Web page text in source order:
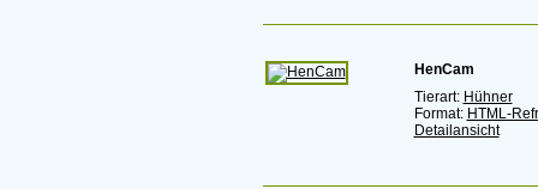
HenCam
Tierart: Hühner
Format: HTML-
Detailansicht